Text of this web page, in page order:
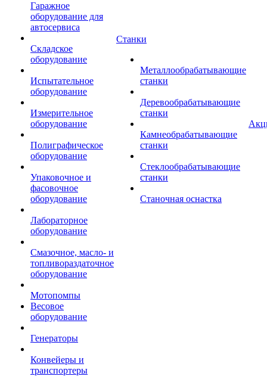
Гаражное
оборудование для
автосервиса
Складское
оборудование
Испытательное
оборудование
Измерительное
оборудование
Полиграфическое
оборудование
Упаковочное и
фасовочное
оборудование
Лабораторное
оборудование
Смазочное, масло- и
топливораздаточное
оборудование
Мотопомпы
Весовое
оборудование
Генераторы
Конвейеры и
транспортеры
Станки
Металлообрабатывающие
станки
Деревообрабатывающие
станки
Камнеобрабатывающие
станки
Стеклообрабатывающие
станки
Станочная оснастка